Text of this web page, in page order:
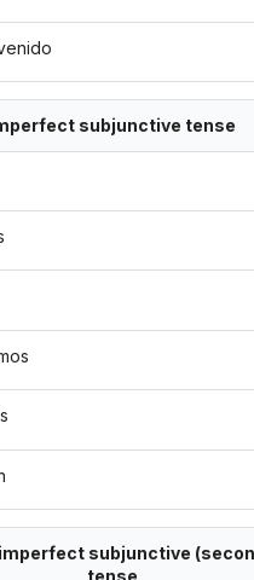
subjunctive tense
subjunctive
tense